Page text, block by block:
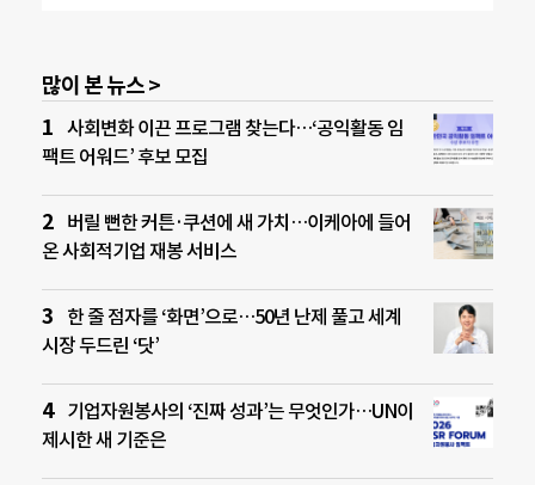
많이 본 뉴스 >
사회변화 이끈 프로그램 찾는다…‘공익활동 임
팩트 어워드’ 후보 모집
버릴 뻔한 커튼·쿠션에 새 가치…이케아에 들어
온 사회적기업 재봉 서비스
한 줄 점자를 ‘화면’으로…50년 난제 풀고 세계
시장 두드린 ‘닷’
기업자원봉사의 ‘진짜 성과’는 무엇인가…UN이
제시한 새 기준은